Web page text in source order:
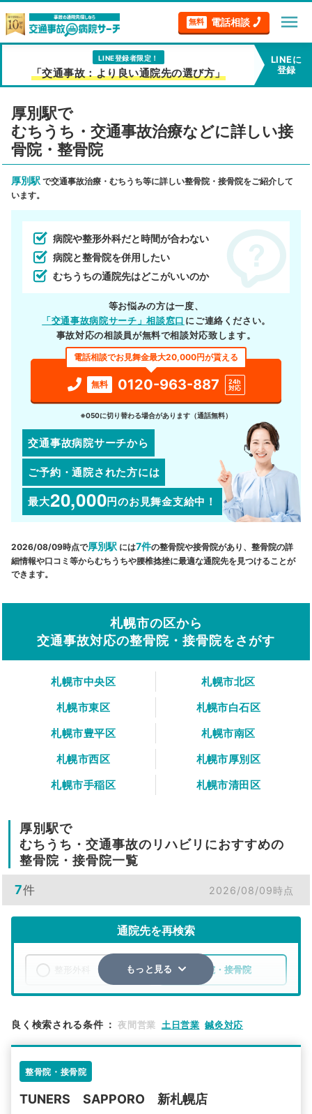
無料 電話相談 menu
LINE登録者限定！
「交通事故：より良い通院先の選び方」
LINEに
登録
厚別駅で
むちうち・交通事故治療などに詳しい接
骨院・整骨院
厚別駅 で交通事故治療・むちうち等に詳しい整骨院・接骨院をご紹介して
います。
病院や整形外科だと時間が合わない
病院と整骨院を併用したい
むちうちの通院先はどこがいいのか
等お悩みの方は一度、
「交通事故病院サーチ」相談窓口 にご連絡ください。
事故対応の相談員が無料で相談対応致します。
電話相談でお見舞金最大20,000円が貰える
無料 0120-963-887
24h
対応
※050に切り替わる場合があります（通話無料）
交通事故病院サーチから
ご予約・通院された方には
最大20,000円のお見舞金支給中！
2026/08/09時点で厚別駅 には7件の整骨院や接骨院があり、整骨院の詳
細情報や口コミ等からむちうちや腰椎捻挫に最適な通院先を見つけることが
できます。
札幌市の区から
交通事故対応の整骨院・接骨院をさがす
札幌市中央区
札幌市北区
札幌市東区
札幌市白石区
札幌市豊平区
札幌市南区
札幌市西区
札幌市厚別区
札幌市手稲区
札幌市清田区
厚別駅で
むちうち・交通事故のリハビリにおすすめの
整骨院・接骨院一覧
7件 2026/08/09時点
通院先を再検索
整骨院・接骨院
検索する
もっと見る
良く検索される条件 ： 夜間営業 土日営業 鍼灸対応
整骨院・接骨院
TUNERS SAPPORO 新札幌店